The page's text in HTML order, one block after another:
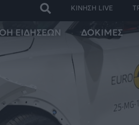
ΚΙΝΗΣΗ LIVE
ΕΙΔΗΣΕΩΝ ΔΟΚΙΜΕΣ